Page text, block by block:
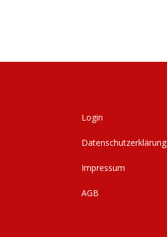
Login
Datenschutzerklärung
Impressum
AGB